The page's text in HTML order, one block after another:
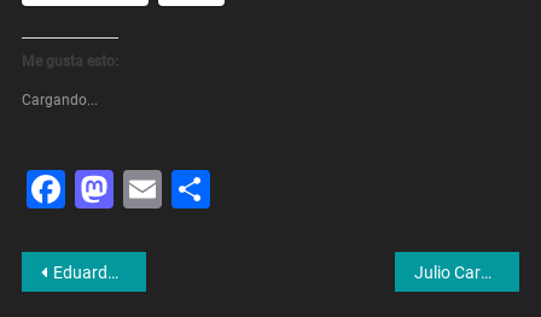
Me gusta esto:
Cargando...
Facebook
Mastodon
EmailShare
Navegación
Eduardo Belliboni: «El Acuerdo Con El Fondo Es Más Ajuste» Julio Cardozo: «En el sexo siempre me desagradó la rutina»